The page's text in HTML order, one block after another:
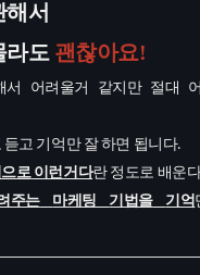
해서
라도 괜찮아요!
서 어려울거 같지만 절대
듣고 기억만 잘하면 됩니다.
로 이런거다란 정도로 배운
주는 마케팅 기법을 기억